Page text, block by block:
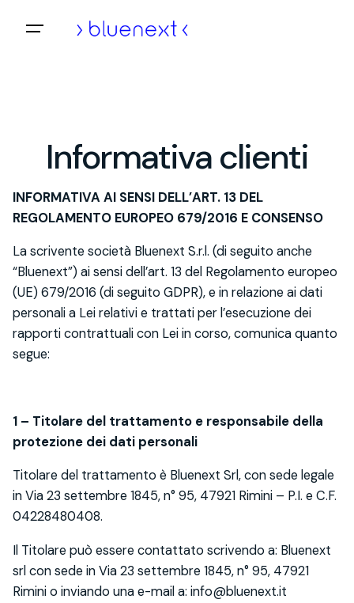
Home/ Informativa clienti
Informativa clienti
INFORMATIVA AI SENSI DELL’ART. 13 DEL
REGOLAMENTO EUROPEO 679/2016 E CONSENSO
La scrivente società Bluenext S.r.l. (di seguito anche
“Bluenext”) ai sensi dell’art. 13 del Regolamento europeo
(UE) 679/2016 (di seguito GDPR), e in relazione ai dati
personali a Lei relativi e trattati per l’esecuzione dei
rapporti contrattuali con Lei in corso, comunica quanto
segue:
1 – Titolare del trattamento e responsabile della
protezione dei dati personali
Titolare del trattamento è Bluenext Srl, con sede legale
in Via 23 settembre 1845, n° 95, 47921 Rimini – P.I. e C.F.
04228480408.
Il Titolare può essere contattato scrivendo a: Bluenext
srl con sede in Via 23 settembre 1845, n° 95, 47921
Rimini o inviando una e-mail a: info@bluenext.it